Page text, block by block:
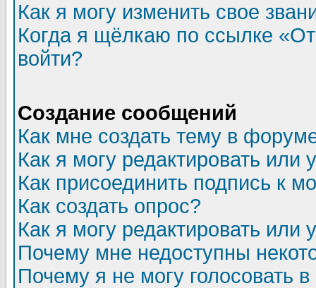
Как я могу изменить свое
Когда я щёлкаю по ссылке
войти?
Создание сообщений
Как мне создать тему в
Как я могу редактировать или
Как присоединить подпись к
Как создать опрос?
Как я могу редактировать или
Почему мне недоступны
Почему я не могу голосовать